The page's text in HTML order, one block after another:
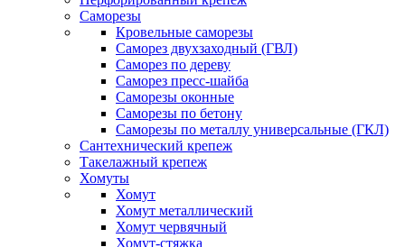
Саморезы
Кровельные саморезы
Саморез двухзаходный (ГВЛ)
Саморез по дереву
Саморез пресс-шайба
Саморезы оконные
Саморезы по бетону
Саморезы по металлу универсальные (ГКЛ)
Сантехнический крепеж
Такелажный крепеж
Хомуты
Хомут
Хомут металлический
Хомут червячный
Хомут-стяжка